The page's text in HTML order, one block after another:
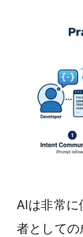
AIは非常に
者として